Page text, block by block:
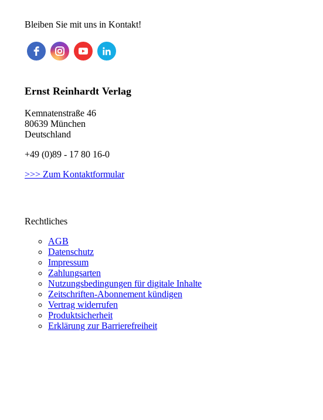
Bleiben Sie mit uns in Kontakt!
Ernst Reinhardt Verlag
Kemnatenstraße 46
80639 München
Deutschland
+49 (0)89 - 17 80 16-0
>>> Zum Kontaktformular
Rechtliches
AGB
Datenschutz
Impressum
Zahlungsarten
Nutzungsbedingungen für digitale Inhalte
Zeitschriften-Abonnement kündigen
Vertrag widerrufen
Produktsicherheit
Erklärung zur Barrierefreiheit